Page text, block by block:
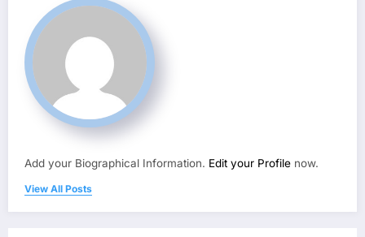
Add your Biographical Information. Edit your Profile now.
View All Posts